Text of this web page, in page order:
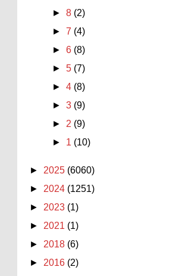
►8 (2)
►7 (4)
►6 (8)
►5 (7)
►4 (8)
►3 (9)
► 2 (9)
► 1 (10)
► 2025 (6060)
► 2024 (1251)
► 2023 (1)
► 2021 (1)
► 2018 (6)
► 2016 (2)